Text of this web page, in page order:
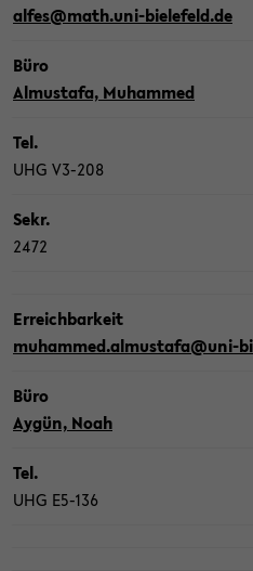
alfes@math.uni-​bielefeld.de
Büro
Al­mus­ta­fa, Mu­ham­med
Tel.
UHG V3-​208
Sekr.
2472
Er­reich­bar­keit
mu­ham­med.al­mus­ta­fa@uni-​
Büro
Aygün, Noah
Tel.
UHG E5-​136